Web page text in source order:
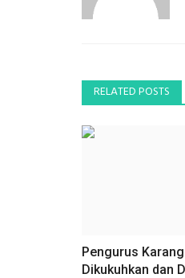
RELATED POSTS
Pengurus
Dikukuhkan dan